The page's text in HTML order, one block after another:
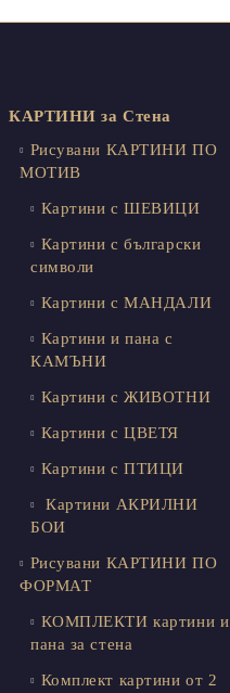
КАРТИНИ за Стена
Рисувани КАРТИНИ ПО
МОТИВ
Картини с ШЕВИЦИ
Картини с български
символи
Картини с МАНДАЛИ
Картини и пана с
КАМЪНИ
Картини с ЖИВОТНИ
Картини с ЦВЕТЯ
Картини с ПТИЦИ
Картини АКРИЛНИ
БОИ
Рисувани КАРТИНИ ПО
ФОРМАТ
КОМПЛЕКТИ картини и
пана за стена
Комплект картини от 2